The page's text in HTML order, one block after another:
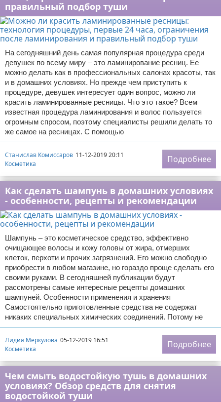
правильный подбор туши
На сегодняшний день самая популярная процедура среди
девушек по всему миру – это ламинирование ресниц. Ее
можно делать как в профессиональных салонах красоты, так
и в домашних условиях. Но прежде чем приступить к
процедуре, девушек интересует один вопрос, можно ли
красить ламинированные ресницы. Что это такое? Всем
известная процедура ламинирования и волос пользуется
огромным спросом, поэтому специалисты решили делать то
же самое на ресницах. С помощью
Станислав Комиссаров 11-12-2019 20:11
Косметика
Подробнее
Как сделать шампунь в домашних условиях
- особенности, рецепты и рекомендации
Шампунь – это косметическое средство, эффективно
очищающее волосы и кожу головы от жира, отмерших
клеток, перхоти и прочих загрязнений. Его можно свободно
приобрести в любом магазине, но гораздо проще сделать его
своими руками. В сегодняшней публикации будут
рассмотрены самые интересные рецепты домашних
шампуней. Особенности применения и хранения
Самостоятельно приготовленные средства не содержат
никаких специальных химических соединений. Потому не
Лидия Меркулова 05-12-2019 16:51
Косметика
Подробнее
Чем смыть водостойкую тушь в домашних
условиях? Обзор средств для снятия
водостойкой туши